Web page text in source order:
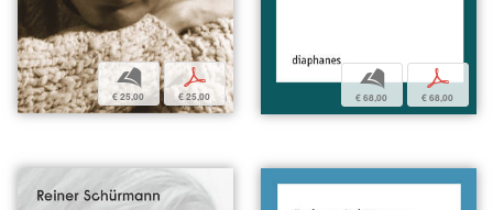
b
€ 25,00
p
€ 25,00
b
€ 68,00
p
€ 68,00